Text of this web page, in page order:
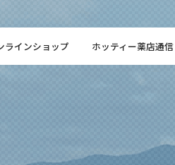
ラインショップ ホッティー薬店通信